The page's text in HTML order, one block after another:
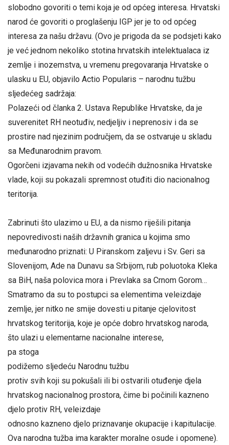
slobodno govoriti o temi koja je od općeg interesa. Hrvatski
narod će govoriti o proglašenju IGP jer je to od općeg
interesa za našu državu. (Ovo je prigoda da se podsjeti kako
je već jednom nekoliko stotina hrvatskih intelektualaca iz
zemlje i inozemstva, u vremenu pregovaranja Hrvatske o
ulasku u EU, objavilo Actio Popularis – narodnu tužbu
sljedećeg sadržaja:
Polazeći od članka 2. Ustava Republike Hrvatske, da je
suverenitet RH neotuđiv, nedjeljiv i neprenosiv i da se
prostire nad njezinim područjem, da se ostvaruje u skladu
sa Međunarodnim pravom.
Ogorčeni izjavama nekih od vodećih dužnosnika Hrvatske
vlade, koji su pokazali spremnost otuđiti dio nacionalnog
teritorija.
Zabrinuti što ulazimo u EU, a da nismo riješili pitanja
nepovredivosti naših državnih granica u kojima smo
međunarodno priznati: U Piranskom zaljevu i Sv. Geri sa
Slovenijom, Ade na Dunavu sa Srbijom, rub poluotoka Kleka
sa BiH, naša polovica mora i Prevlaka sa Crnom Gorom…
Smatramo da su to postupci sa elementima veleizdaje
zemlje, jer nitko ne smije dovesti u pitanje cjelovitost
hrvatskog teritorija, koje je opće dobro hrvatskog naroda,
što ulazi u elementarne nacionalne interese,
pa stoga
podižemo sljedeću Narodnu tužbu
protiv svih koji su pokušali ili bi ostvarili otuđenje djela
hrvatskog nacionalnog prostora, čime bi počinili kazneno
djelo protiv RH, veleizdaje
odnosno kazneno djelo priznavanje okupacije i kapitulacije.
Ova narodna tužba ima karakter moralne osude i opomene).